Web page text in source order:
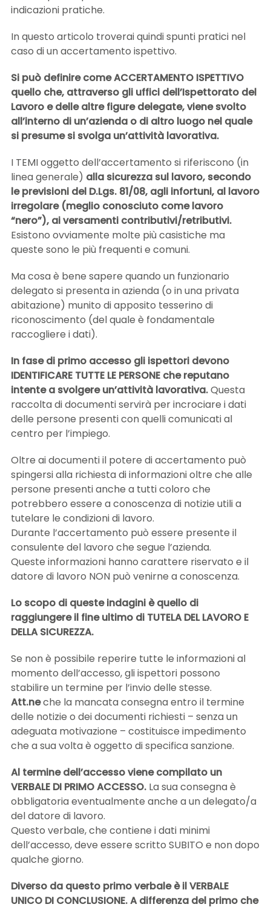
indicazioni pratiche.
In questo articolo troverai quindi spunti pratici nel
caso di un accertamento ispettivo.
Si può definire come ACCERTAMENTO ISPETTIVO
quello che, attraverso gli uffici dell’Ispettorato del
Lavoro e delle altre figure delegate, viene svolto
all’interno di un’azienda o di altro luogo nel quale
si presume si svolga un’attività lavorativa.
I TEMI oggetto dell’accertamento si riferiscono (in
linea generale) alla sicurezza sul lavoro, secondo
le previsioni del D.Lgs. 81/08, agli infortuni, al lavoro
irregolare (meglio conosciuto come lavoro
“nero”), ai versamenti contributivi/retributivi.
Esistono ovviamente molte più casistiche ma
queste sono le più frequenti e comuni.
Ma cosa è bene sapere quando un funzionario
delegato si presenta in azienda (o in una privata
abitazione) munito di apposito tesserino di
riconoscimento (del quale è fondamentale
raccogliere i dati).
In fase di primo accesso gli ispettori devono
IDENTIFICARE TUTTE LE PERSONE che reputano
intente a svolgere un’attività lavorativa.Questa
raccolta di documenti servirà per incrociare i dati
delle persone presenti con quelli comunicati al
centro per l’impiego.
Oltre ai documenti il potere di accertamento può
spingersi alla richiesta di informazioni oltre che alle
persone presenti anche a tutti coloro che
potrebbero essere a conoscenza di notizie utili a
tutelare le condizioni di lavoro.
Durante l’accertamento può essere presente il
consulente del lavoro che segue l’azienda.
Queste informazioni hanno carattere riservato e il
datore di lavoro NON può venirne a conoscenza.
Lo scopo di queste indagini è quello di
raggiungere il fine ultimo di TUTELA DEL LAVORO E
DELLA SICUREZZA.
Se non è possibile reperire tutte le informazioni al
momento dell’accesso, gli ispettori possono
stabilire un termine per l’invio delle stesse.
Att.neche la mancata consegna entro il termine
delle notizie o dei documenti richiesti – senza un
adeguata motivazione – costituisce impedimento
che a sua volta è oggetto di specifica sanzione.
Al termine dell’accesso viene compilato un
VERBALE DI PRIMO ACCESSO. La sua consegna è
obbligatoria eventualmente anche a un delegato/a
del datore di lavoro.
Questo verbale, che contiene i dati minimi
dell’accesso, deve essere scritto SUBITO e non dopo
qualche giorno.
Diverso da questo primo verbale è il VERBALE
UNICO DI CONCLUSIONE. A differenza del primo che